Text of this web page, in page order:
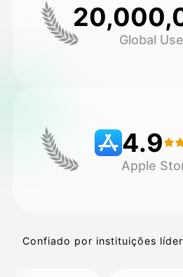
Galeria
Preços
Global
4.9
Apple
Confiado por instituições